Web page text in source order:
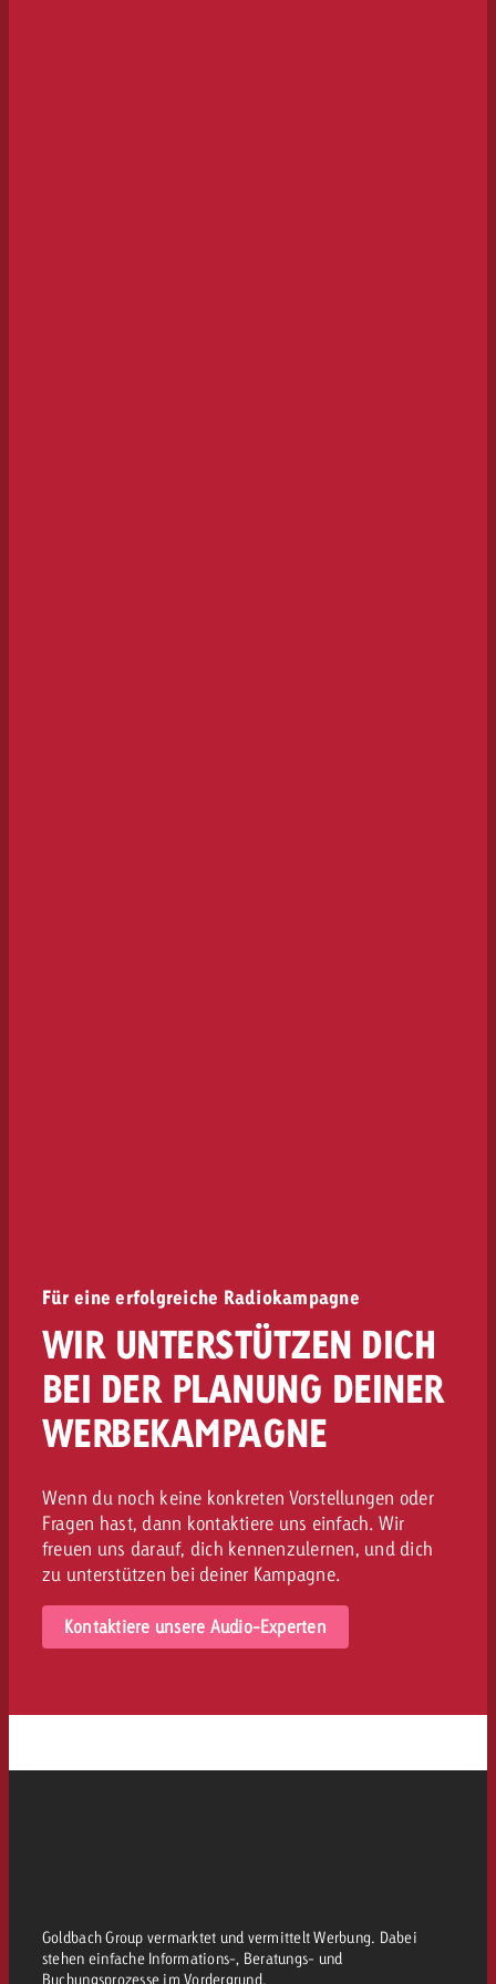
Für eine erfolgreiche Radiokampagne
WIR UNTERSTÜTZEN DICH
BEI DER PLANUNG DEINER
WERBEKAMPAGNE
Wenn du noch keine konkreten Vorstellungen oder
Fragen hast, dann kontaktiere uns einfach. Wir
freuen uns darauf, dich kennenzulernen, und dich
zu unterstützen bei deiner Kampagne.
Kontaktiere unsere Audio-Experten
Goldbach Group vermarktet und vermittelt Werbung. Dabei
stehen einfache Informations-, Beratungs- und
Buchungsprozesse im Vordergrund.